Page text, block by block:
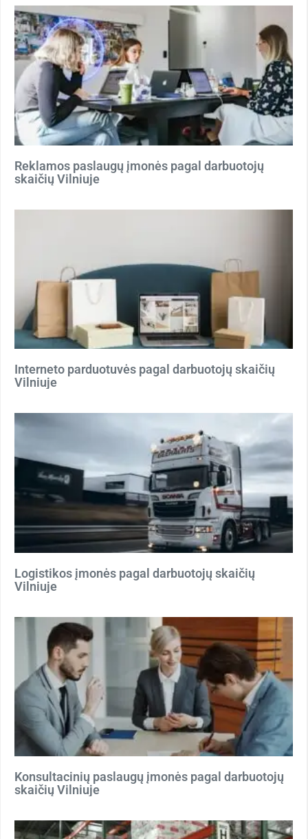
Reklamos paslaugų įmonės pagal darbuotojų
skaičių Vilniuje
Interneto parduotuvės pagal darbuotojų skaičių
Vilniuje
Logistikos įmonės pagal darbuotojų skaičių
Vilniuje
Konsultacinių paslaugų įmonės pagal darbuotojų
skaičių Vilniuje